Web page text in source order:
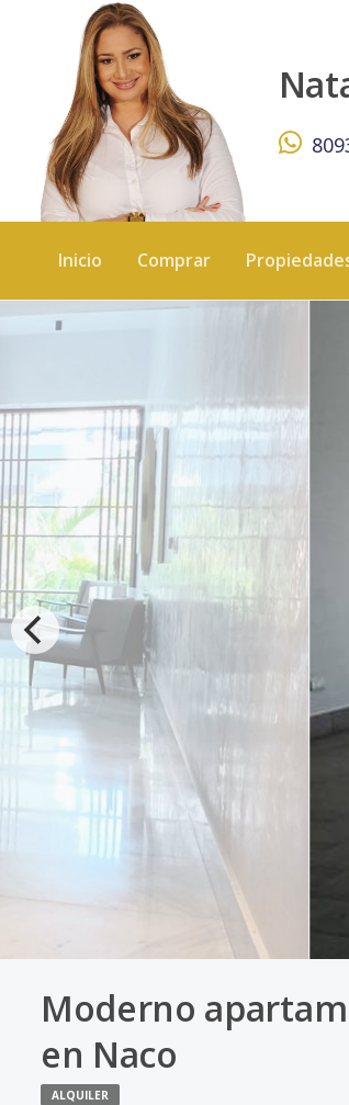
Inicio Comprar
Moderno
en Naco
ALQUILER
Moderno apartamento en alquiler de 2